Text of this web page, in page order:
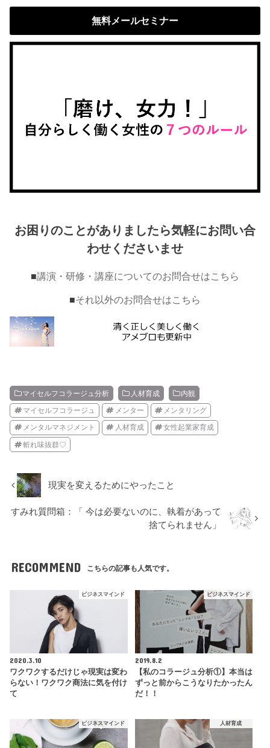
無料メールセミナー
お困りのことがありましたら気軽にお問い合
わせくださいませ
■講演・研修・講座についてのお問合せはこちら
■それ以外のお問合せはこちら
マイセルフコラージュ分析 人材育成 内観
マイセルフコラージュ メンター メンタリング
メンタルマネジメント 人材育成 女性起業家育成
斬れ味抜群♡
現実を変えるためにやったこと
すみれ質問箱：「 今は必要ないのに、執着があって
捨てられません」
RECOMMEND こちらの記事も人気です。
ビジネスマインド
2020.3.10
ワクワクするだけじゃ現実は変わ
らない！ワクワク商法に気を付け
て
ビジネスマインド
2019.8.2
【私のコラージュ分析①】本当は
ずっと前からこうなりたかったん
だ！！
ビジネスマインド 人材育成